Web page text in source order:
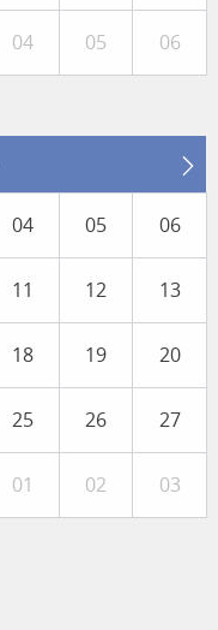
04 05 06
04 05 06
11 12 13
18 19 20
25 26 27
01 02 03